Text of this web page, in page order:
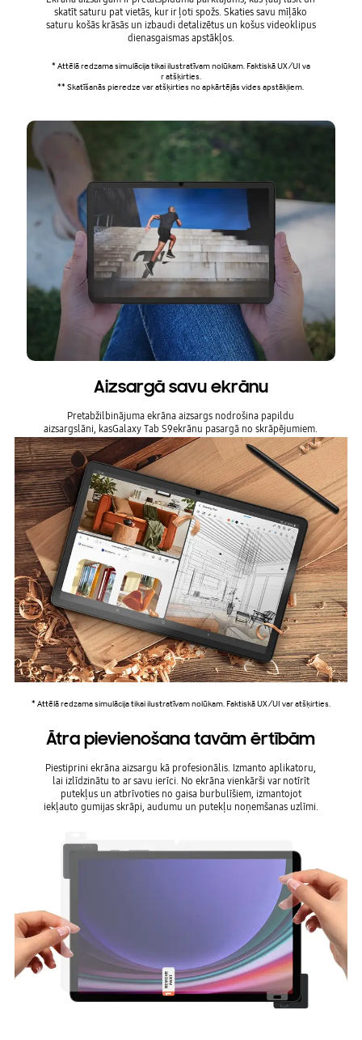
Uzņēmumiem
Informācija
skatīt saturu pat vietās, kur ir ļoti spožs. Skaties savu mīļāko
saturu košās krāsās un izbaudi detalizētus un košus videoklipus
dienasgaismas apstākļos.
* Attēlā redzama simulācija tikai ilustratīvam nolūkam. Faktiskā UX/UI va
r atšķirties.
** Skatīšanās pieredze var atšķirties no apkārtējās vides apstākļiem.
Aizsargā savu ekrānu
Pretabžilbinājuma ekrāna aizsargs nodrošina papildu
aizsargslāni, kasGalaxy Tab S9ekrānu pasargā no skrāpējumiem.
* Attēlā redzama simulācija tikai ilustratīvam nolūkam. Faktiskā UX/UI var atšķirties.
Ātra pievienošana tavām ērtībām
Piestiprini ekrāna aizsargu kā profesionālis. Izmanto aplikatoru,
lai izlīdzinātu to ar savu ierīci. No ekrāna vienkārši var notīrīt
putekļus un atbrīvoties no gaisa burbulīšiem, izmantojot
iekļauto gumijas skrāpi, audumu un putekļu noņemšanas uzlīmi.